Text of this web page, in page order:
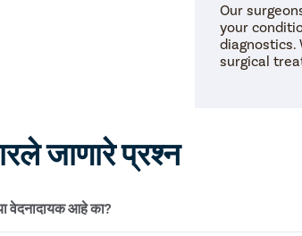
Our
your
diagnostics.
surgical
जाणारे प्रश्न
वेदनादायक आहे का?